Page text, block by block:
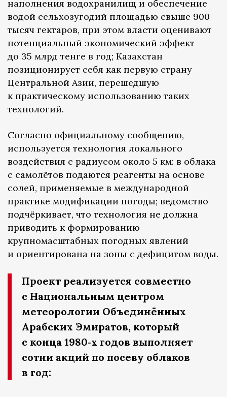
наполнения водохранилищ и обеспечение
водой сельхозугодий площадью свыше 900
тысяч гектаров, при этом власти оценивают
потенциальный экономический эффект
до 35 млрд тенге в год; Казахстан
позиционирует себя как первую страну
Центральной Азии, перешедшую
к практическому использованию таких
технологий.
Согласно официальному сообщению,
используется технология локального
воздействия с радиусом около 5 км: в облака
с самолётов подаются реагенты на основе
солей, применяемые в международной
практике модификации погоды; ведомство
подчёркивает, что технология не должна
приводить к формированию
крупномасштабных погодных явлений
и ориентирована на зоны с дефицитом воды.
Проект реализуется совместно
с Национальным центром
метеорологии Объединённых
Арабских Эмиратов, который
с конца 1980‑х годов выполняет
сотни акций по посеву облаков
в год: